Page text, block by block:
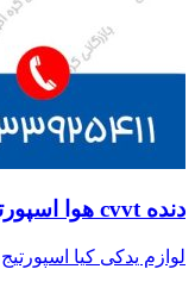
دنده cvvt هوا اسپورتیج
لوازم یدکی کیا اسپورتیج